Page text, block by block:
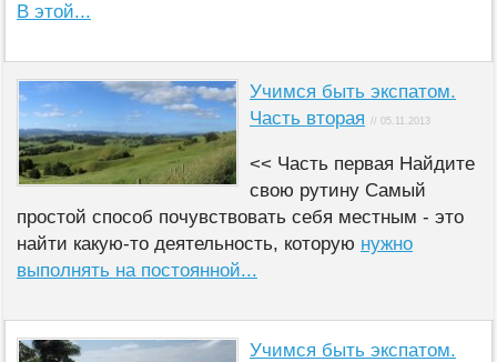
В этой...
Учимся быть экспатом.
Часть вторая // 05.11.2013
<< Часть первая Найдите
свою рутину Самый
простой способ почувствовать себя местным - это
найти какую-то деятельность, которую нужно
выполнять на постоянной...
Учимся быть экспатом.